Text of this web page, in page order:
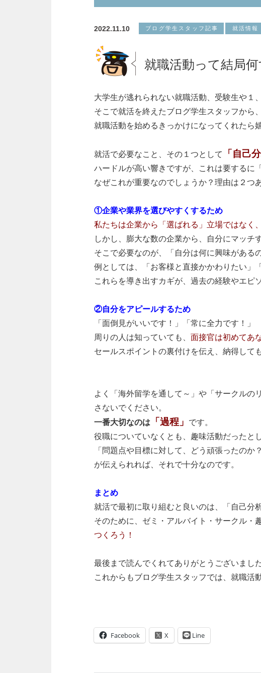
2022.11.10 ブログ学生スタッフ記事 就活情報
就職活動って結局
大学生が逃れられない就職活動、受験生や１
そこで就活を終えたブログ学生スタッフから
就職活動を始めるきっかけになってくれたら
就活で必要なこと、その１つとして 「自己
ハードルが高い響きですが、これは要するに
なぜこれが重要なのでしょうか？理由は２つ
①企業や業界を選びやすくするため
私たちは企業から「選ばれる」立場ではなく
しかし、膨大な数の企業から、自分にマッチ
そこで必要なのが、「自分は何に興味がある
例としては、「お客様と直接かかわりたい」
これらを導き出すカギが、過去の経験やエピ
②自分をアピールするため
「面倒見がいいです！」「常に全力です！」
周りの人は知っていても、 面接官は初めてあ
セールスポイントの裏付けを伝え、納得して
よく「海外留学を通して～」や「サークル
さないでください。
一番大切なのは
「過程」
です。
役職についていなくとも、趣味活動だったと
「問題点や目標に対して、どう頑張ったのか
が伝えられれば、それで十分なのです。
まとめ
就活で最初に取り組むと良いのは、「自己分析
そのために、ゼミ・アルバイト・サークル・
つくろう！
最後まで読んでくれてありがとうございまし
これからもブログ学生スタッフでは、就職活
Facebook Line